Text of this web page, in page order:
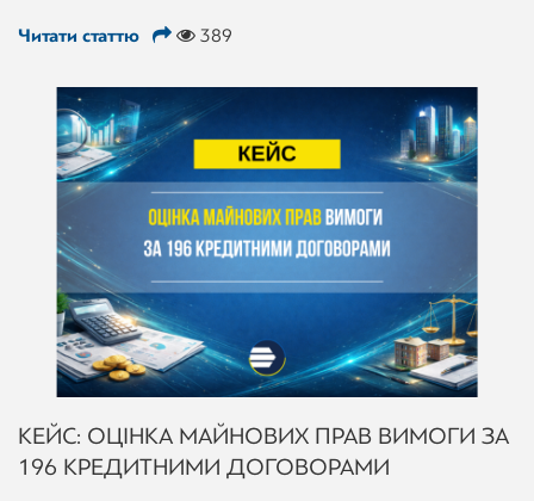
Читати статтю 389
КЕЙС: ОЦІНКА МАЙНОВИХ ПРАВ ВИМОГИ ЗА
196 КРЕДИТНИМИ ДОГОВОРАМИ